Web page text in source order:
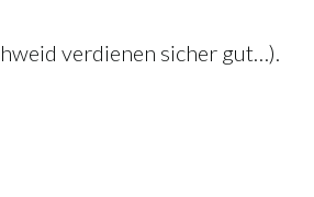
verdienen sicher gut…).